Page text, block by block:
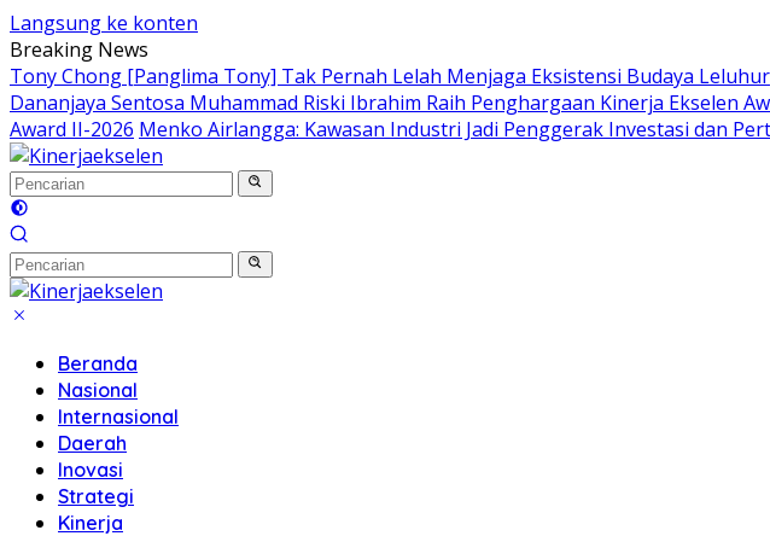
Langsung ke konten
Breaking News
Tony Chong [Panglima Tony] Tak Pernah Lelah Menjaga Eksistensi Budaya Leluhur
Dananjaya Sentosa Muhammad Riski Ibrahim Raih Penghargaan Kinerja Ekselen
Award II-2026 Menko Airlangga: Kawasan Industri Jadi Penggerak Investasi dan
Beranda
Nasional
Internasional
Daerah
Inovasi
Strategi
Kinerja